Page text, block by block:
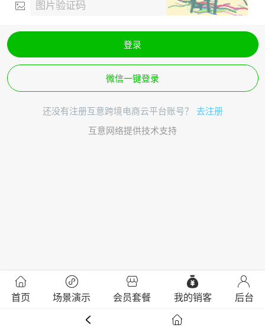
登录
微信一键登录
还没有注册互意跨境电商云平台账号？
去注册
互意网络提供技术支持
首页 场景演示 会员套餐 我的销客 后台